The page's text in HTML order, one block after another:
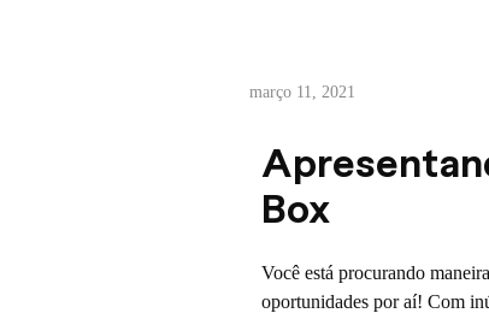
A
p
r
e
março 11, 2021
Box
Você está procurando
oportunidades por aí! Com